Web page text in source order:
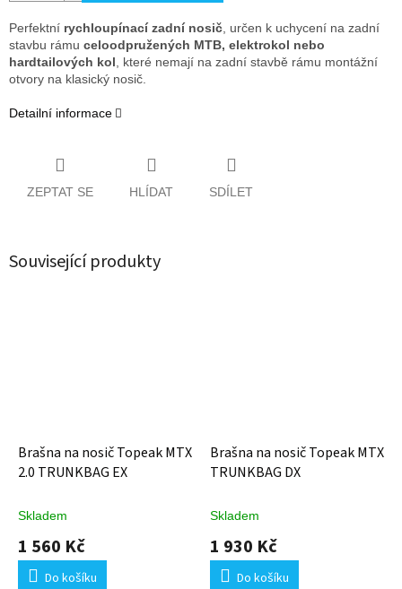
Perfektní rychloupínací zadní nosič, určen k uchycení na zadní
stavbu rámu celoodpružených MTB, elektrokol nebo
hardtailových kol, které nemají na zadní stavbě rámu montážní
otvory na klasický nosič.
Detailní informace
ZEPTAT SE HLÍDAT SDÍLET
Související produkty
Brašna na nosič Topeak MTX
2.0 TRUNKBAG EX
Skladem
1 560 Kč
Do košíku
Brašna na nosič Topeak MTX
TRUNKBAG DX
Skladem
1 930 Kč
Do košíku